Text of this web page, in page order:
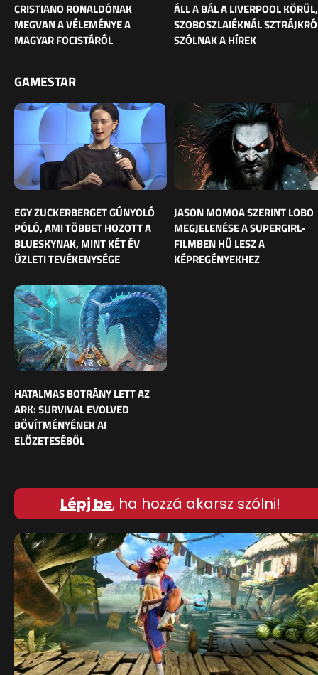
CRISTIANO RONALDÓNAK
MEGVAN A VÉLEMÉNYE A
MAGYAR FOCISTÁRÓL
ÁLL A BÁL A LIVERPOOL KÖRÜL,
SZOBOSZLAIÉKNÁL
SZÓLNAK A HÍREK
GAMESTAR
EGY ZUCKERBERGET GÚNYOLÓ
PÓLÓ, AMI TÖBBET HOZOTT A
BLUESKYNAK, MINT KÉT ÉV
ÜZLETI TEVÉKENYSÉGE
JASON MOMOA SZERINT LOBO
MEGJELENÉSE A SUPERGIRL-
FILMBEN HŰ LESZ A
KÉPREGÉNYEKHEZ
HATALMAS BOTRÁNY LETT AZ
ARK: SURVIVAL EVOLVED
BŐVÍTMÉNYÉNEK AI
ELŐZETESÉBŐL
Lépj be, ha hozzá akarsz szólni!